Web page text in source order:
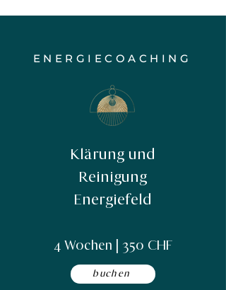
ENERGIECOACHING
Klärung und
Reinigung
Energiefeld
4 Wochen | 350 CHF
buchen